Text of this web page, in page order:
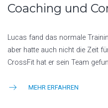
Coaching und
Lucas fand das normale
aber hatte auch nicht die Zeit
CrossFit hat er sein Team
MEHR ERFAHREN